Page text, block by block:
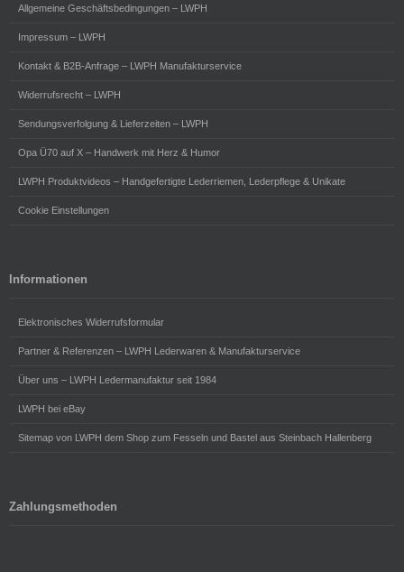
Allgemeine Geschäftsbedingungen – LWPH
Impressum – LWPH
Kontakt & B2B-Anfrage – LWPH Manufakturservice
Widerrufsrecht – LWPH
Sendungsverfolgung & Lieferzeiten – LWPH
Opa Ü70 auf X – Handwerk mit Herz & Humor
LWPH Produktvideos – Handgefertigte Lederriemen, Lederpflege & Unikate
Cookie Einstellungen
Informationen
Elektronisches Widerrufsformular
Partner & Referenzen – LWPH Lederwaren & Manufakturservice
Über uns – LWPH Ledermanufaktur seit 1984
LWPH bei eBay
Sitemap von LWPH dem Shop zum Fesseln und Bastel aus Steinbach Hallenberg
Zahlungsmethoden